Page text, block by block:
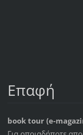
Επαφή
book tour (e-